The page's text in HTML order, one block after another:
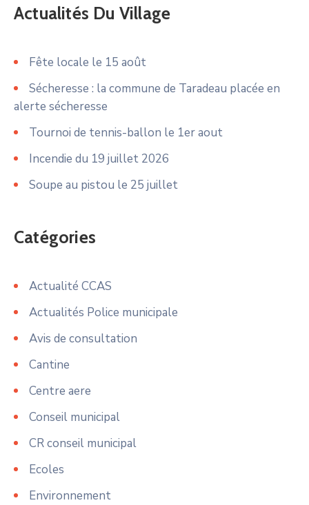
Actualités Du Village
Fête locale le 15 août
Sécheresse : la commune de Taradeau placée en
alerte sécheresse
Tournoi de tennis-ballon le 1er aout
Incendie du 19 juillet 2026
Soupe au pistou le 25 juillet
Catégories
Actualité CCAS
Actualités Police municipale
Avis de consultation
Cantine
Centre aere
Conseil municipal
CR conseil municipal
Ecoles
Environnement